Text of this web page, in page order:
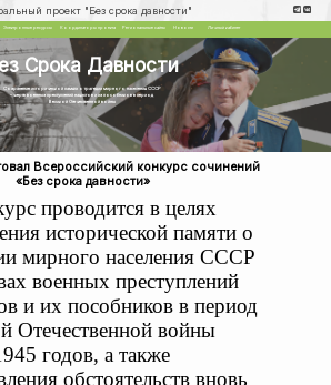
проект "Без срока давности"
Электронные ресурсы Координаторы проекта Региональные сайты Новости Личный кабинет
Срока Давности
Сохранение исторической памяти о трагедии мирного населения СССР
– жертв военных преступлений нацистов и их пособников в период
Великой Отечественной войны
Всероссийский конкурс сочинений
«Без срока давности»
проводится в целях
исторической памяти о
мирного населения СССР
военных преступлений
и их пособников в период
Отечественной войны
годов, а также
обстоятельств вновь